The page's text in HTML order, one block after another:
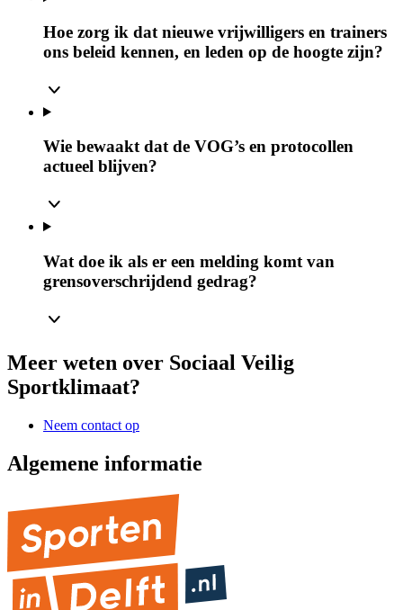
Hoe zorg ik dat nieuwe vrijwilligers en trainers
ons beleid kennen, en leden op de hoogte zijn?
Wie bewaakt dat de VOG’s en protocollen
actueel blijven?
Wat doe ik als er een melding komt van
grensoverschrijdend gedrag?
Meer weten over Sociaal Veilig
Sportklimaat?
Neem contact op
Algemene informatie